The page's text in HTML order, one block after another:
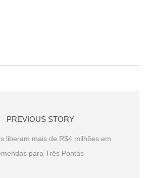
PREVIOUS STORY
liberam mais de R$4 milhões em
para Três Pontas